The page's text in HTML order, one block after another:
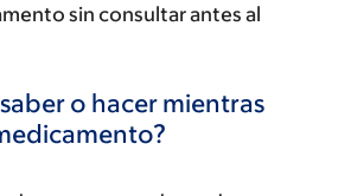
sin consultar antes al
o hacer mientras